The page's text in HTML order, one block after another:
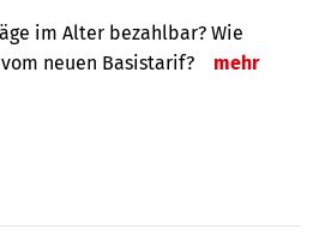
im Alter bezahlbar? Wie
neuen Basistarif?
mehr